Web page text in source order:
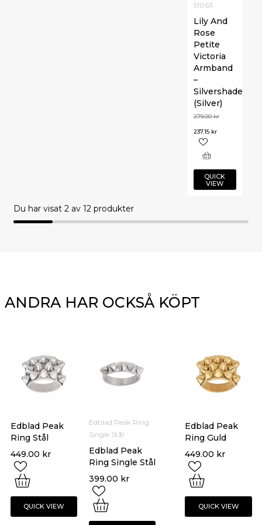
51063
Lily And
Rose
Petite
Victoria
Armband
–
Silvershade
(Silver)
279.00kr
237.15 kr
QUICK
VIEW
Du har visat 2av 12 produkter
ANDRA HAR OCKSÅ KÖPT
Edblad Peak
Ring Stål
449.00 kr
QUICK VIEW
Edblad Peak
Ring Guld
449.00 kr
QUICK VIEW
Edblad Peak Ring
Single Stål
Edblad Peak
Ring Single Stål
399.00 kr